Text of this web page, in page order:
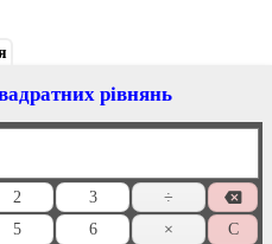
рівнянь
2 3 ÷ 
5 6 × С